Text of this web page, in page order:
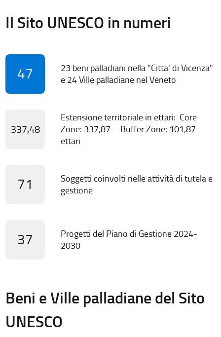
Il Sito UNESCO in numeri
47
23 beni palladiani nella "Citta' di Vicenza"
e 24 Ville palladiane nel Veneto
337,48
Estensione territoriale in ettari: Core
Zone: 337,87 - Buffer Zone: 101,87
ettari
71
Soggetti coinvolti nelle attività di tutela e
gestione
37
Progetti del Piano di Gestione 2024-
2030
Beni e Ville palladiane del Sito
UNESCO